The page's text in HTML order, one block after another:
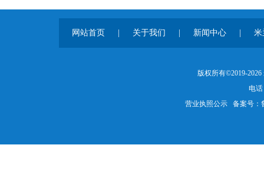
网站首页 关于我们 新闻中心 米
版权所有©2019-
电话
营业执照公示备案号：鲁